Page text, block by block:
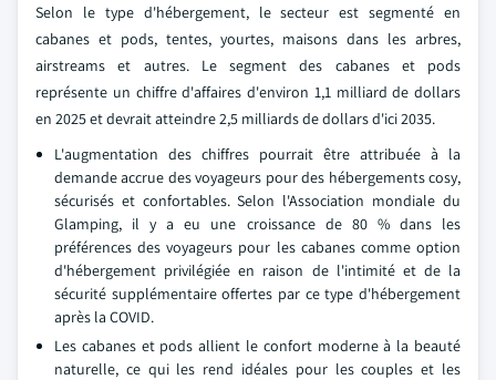
Selon le type d'hébergement, le secteur est segmenté en
cabanes et pods, tentes, yourtes, maisons dans les arbres,
airstreams et autres. Le segment des cabanes et pods
représente un chiffre d'affaires d'environ 1,1 milliard de dollars
en 2025 et devrait atteindre 2,5 milliards de dollars d'ici 2035.
L'augmentation des chiffres pourrait être attribuée à la
demande accrue des voyageurs pour des hébergements cosy,
sécurisés et confortables. Selon l'Association mondiale du
Glamping, il y a eu une croissance de 80 % dans les
préférences des voyageurs pour les cabanes comme option
d'hébergement privilégiée en raison de l'intimité et de la
sécurité supplémentaire offertes par ce type d'hébergement
après la COVID.
Les cabanes et pods allient le confort moderne à la beauté
naturelle, ce qui les rend idéales pour les couples et les